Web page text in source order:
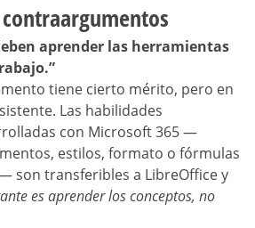
aprender las herramientas
tiene cierto mérito, pero en
Las habilidades
con Microsoft 365 —
estilos, formato o fórmulas
son transferibles a LibreOffice y
es aprender los conceptos, no